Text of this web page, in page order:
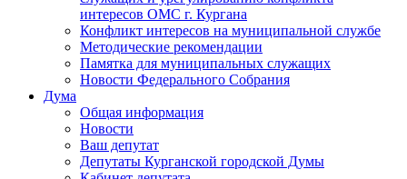
интересов ОМС г. Кургана
Конфликт интересов на муниципальной службе
Методические рекомендации
Памятка для муниципальных служащих
Новости Федерального Cобрания
Дума
Общая информация
Новости
Ваш депутат
Депутаты Курганской городской Думы